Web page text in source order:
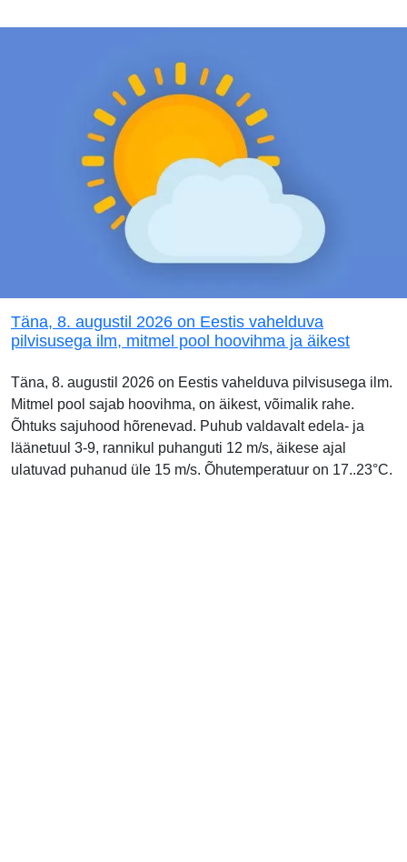
Täna, 8. augustil 2026 on Eestis vahelduva
pilvisusega ilm, mitmel pool hoovihma ja äikest
Täna, 8. augustil 2026 on Eestis vahelduva pilvisusega ilm.
Mitmel pool sajab hoovihma, on äikest, võimalik rahe.
Õhtuks sajuhood hõrenevad. Puhub valdavalt edela- ja
läänetuul 3-9, rannikul puhanguti 12 m/s, äikese ajal
ulatuvad puhanud üle 15 m/s. Õhutemperatuur on 17..23°C.